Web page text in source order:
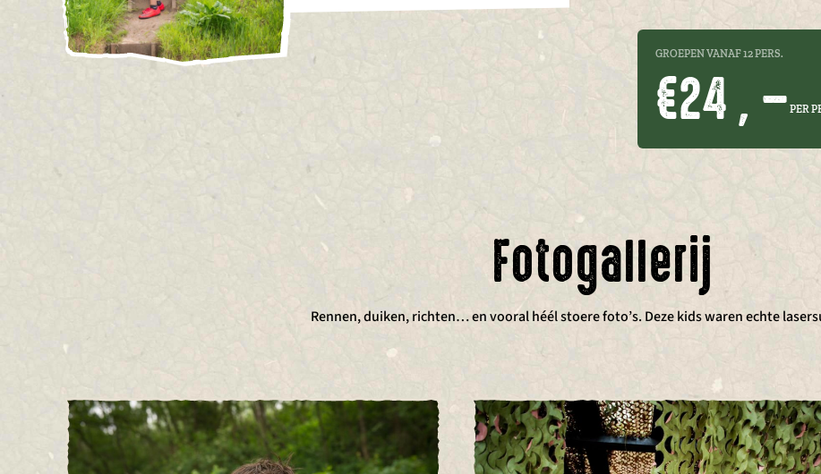
GROEPEN VANAF 12 PERS.
€24 , – PER
Fotogallerij
Rennen, duiken, richten… en vooral héél stoere foto’s. Deze kids waren echte